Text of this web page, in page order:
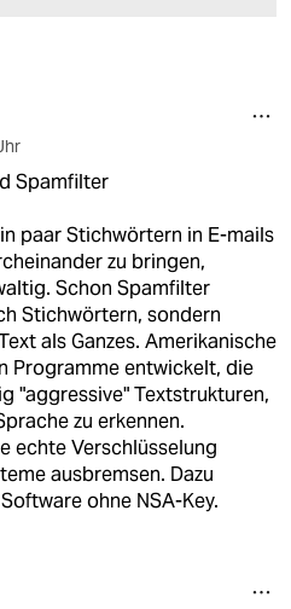
Spamfilter
paar Stichwörtern in E-mails
zu bringen,
Schon Spamfilter
Stichwörtern, sondern
als Ganzes. Amerikanische
Programme entwickelt, die
"aggressive" Textstrukturen,
zu erkennen.
echte Verschlüsselung
ausbremsen. Dazu
ohne NSA-Key.